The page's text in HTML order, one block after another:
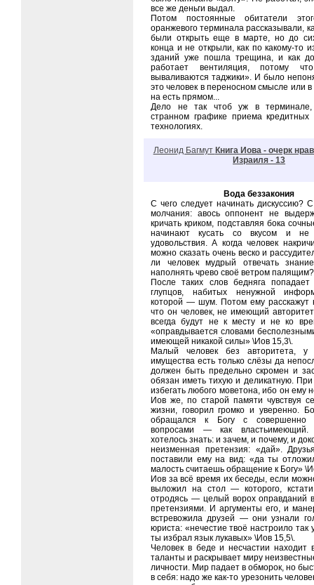
все же деньги выдал.
Потом постоянные обитатели
оранжевого терминала рассказывали,
были открыть еще в марте, но до
конца и не открыли, как по какому-то
зданий уже пошла трещина, и как
работает вентиляция, потому
вываливаются таджики». И было
это человек в переносном смысле или
на есть прямом...
Дело не так чтоб уж в терминале,
странном графике приема кредитных
технологиях.
Леонид Багмут Книга Иова - очерк
Израиля - 13
Вода беззакония
С чего следует начинать дискуссию?
молчания: авось оппонент не
кричать криком, подставляя бока
начинают кусать со вкусом и не
удовольствия. А когда человек
можно сказать очень веско и
ли человек мудрый отвечать
наполнять чрево своё ветром
После таких слов бедняга попадает
глупцов, набитых ненужной
которой — шум. Потом ему расскажут
что он человек, не имеющий
всегда будут не к месту и не ко
«оправдывается словами
имеющей никакой силы» \Иов 15,3\.
Малый человек без авторитета, у
имущества есть только слёзы да
должен быть предельно скромен и
обязан иметь тихую и деликатную.
избегать любого моветона, ибо он ему
Иов же, по старой памяти чувствуя
жизни, говорил громко и уверенно.
обращался к Богу с совершенно
вопросами — как
хотелось знать: и зачем, и почему, и
неизменная претензия: «дай».
поставили ему на вид: «да ты
малость считаешь обращение к Богу»
Иов за всё время их беседы, если
выложил на стол — которого,
отродясь — целый ворох оправданий
претензиями. И аргументы его, и
встревожила друзей — они узнали
юриста: «нечестие твоё настроило так
ты избрал язык лукавых» \Иов 15,5\.
Человек в беде и несчастии находит
таланты и раскрывает миру
личности. Мир падает в обморок, но
в себя: надо же как-то урезонить